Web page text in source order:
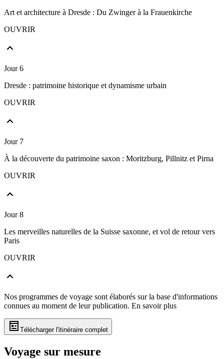
Art et architecture à Dresde : Du Zwinger à la Frauenkirche
OUVRIR
Jour 6
Dresde : patrimoine historique et dynamisme urbain
OUVRIR
Jour 7
À la découverte du patrimoine saxon : Moritzburg, Pillnitz et Pirna
OUVRIR
Jour 8
Les merveilles naturelles de la Suisse saxonne, et vol de retour vers
Paris
OUVRIR
Nos programmes de voyage sont élaborés sur la base d'informations
connues au moment de leur publication. En savoir plus
Télécharger l'itinéraire complet
Voyage sur mesure